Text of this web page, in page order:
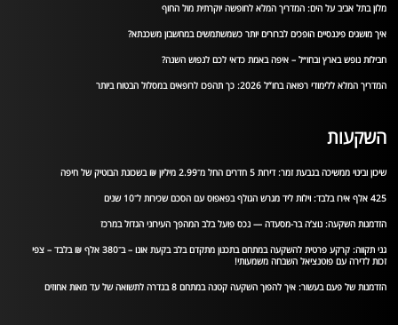
מלון בתל אביב על הים: המדריך המלא לחופשה יוקרתית מול החוף
איך מושגים פיננסיים הופכים לברורים יותר כשמשתמשים במחשבון משכנתא?
חבילות נופש בארץ ובחו״ל – איפה באמת כדאי לכם לנפוש השנה?
המדריך המלא ללימודי רפואה בחו”ל 2026: כך תהפכו לרופאים במסלול הבטוח ביותר
השקעות
שיכון ובינוי ממשיכה בגבעת זמר: דירות 5 חדרים החל מ־2.99 מיליון ₪ בשכונת הבוטיק של חיפה
425 אלף אירו בלבד: וילות ליד מגרש הגולף בפאפוס עם הסכם שכירות ל־10 שנים
הזדמנות השקעה: נוצ’ה בר-מסעדה — נכס פועל בלב המהפך העירוני הגדול במרכז
גני תקווה: קרקע פרטית להשקעה במתחם בתכנון מתקדם בלב בקעת אונו – ב־380 אלף ₪ בלבד – צפי
זכות לדירה עם פוטנציאל השבחה משמעותי!
הזדמנות של פעם בעשור: איך להפוך השקעה קטנה במתחם 8 בגדרה לתשואה של עד מאות אחוזים